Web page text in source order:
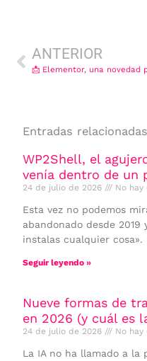
ANTERIOR
Entradas relacionadas
WP2Shell, el
venía dentro de un
24 de julio de 2026 No hay
Esta vez no podemos
abandonado desde
instalas cualquier
Seguir leyendo »
Nueve formas de
en 2026 (y cuál es
24 de julio de 2026 No hay
La IA no ha llamado a la